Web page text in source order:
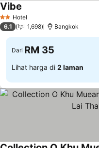
2 Bintang
Hotel
Vibe
6.1 1,698 Bangkok
Dari RM 35
Lihat harga di 2 laman